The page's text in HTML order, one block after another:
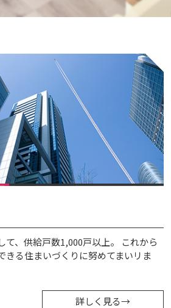
て、供給戸数1,000戸以上。 これから
きる住まいづくりに努めてまいリま
詳しく見る→